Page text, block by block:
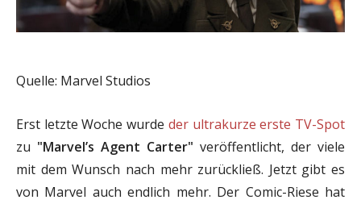
Quelle: Marvel Studios
Erst letzte Woche wurde der ultrakurze erste TV-Spot
zu "Marvel’s Agent Carter" veröffentlicht, der viele
mit dem Wunsch nach mehr zurückließ. Jetzt gibt es
von Marvel auch endlich mehr. Der Comic-Riese hat